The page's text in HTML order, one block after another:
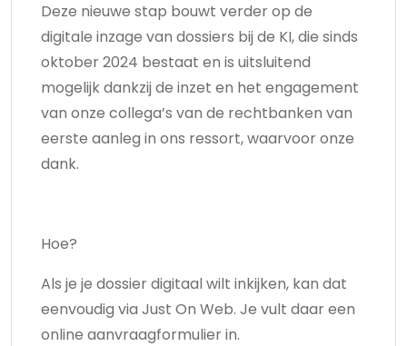
Deze nieuwe stap bouwt verder op de
digitale inzage van dossiers bij de KI, die sinds
oktober 2024 bestaat en is uitsluitend
mogelijk dankzij de inzet en het engagement
van onze collega’s van de rechtbanken van
eerste aanleg in ons ressort, waarvoor onze
dank.
Hoe?
Als je je dossier digitaal wilt inkijken, kan dat
eenvoudig via Just On Web. Je vult daar een
online aanvraagformulier in.